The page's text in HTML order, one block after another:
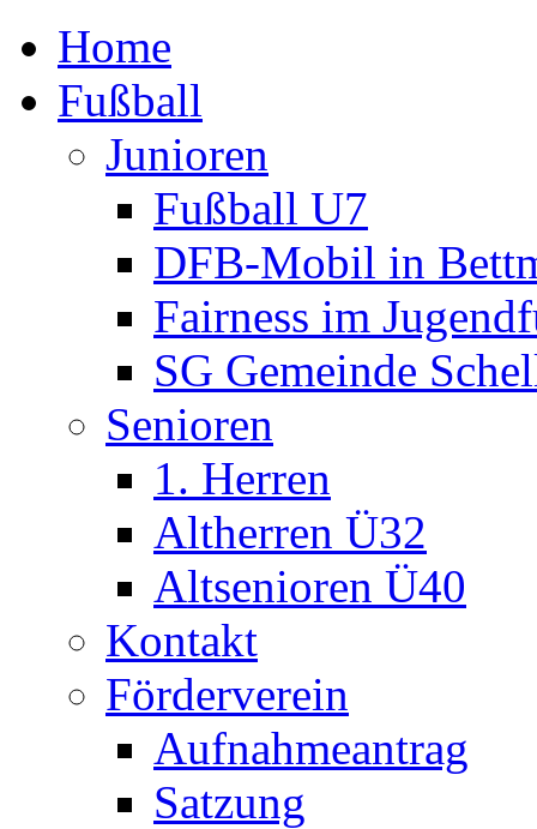
Home
Fußball
Junioren
Fußball U7
DFB-Mobil in
Fairness im
SG Gemeinde
Senioren
1. Herren
Altherren Ü32
Altsenioren Ü40
Kontakt
Förderverein
Aufnahmeantrag
Satzung